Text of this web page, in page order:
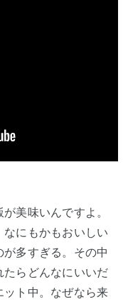
美味いんですよ。
にもかもおいしい
多すぎる。その中
らどんなにいいだ
ト中。なぜなら来